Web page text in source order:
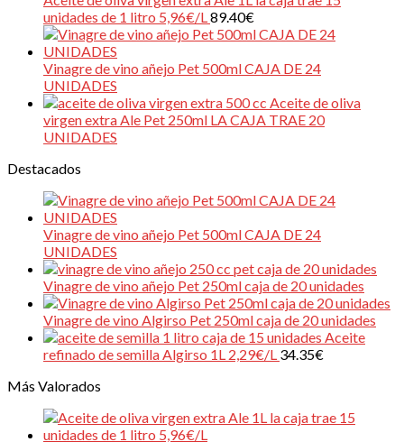
unidades de 1 litro 5,96€/L89.40€
Vinagre de vino añejo Pet 500ml CAJA DE 24
UNIDADES
Aceite de oliva
virgen extra Ale Pet 250ml LA CAJA TRAE 20
UNIDADES
Destacados
Vinagre de vino añejo Pet 500ml CAJA DE 24
UNIDADES
Vinagre de vino añejo Pet 250ml caja de 20 unidades
Vinagre de vino Algirso Pet 250ml caja de 20 unidades
Aceite
refinado de semilla Algirso 1L 2,29€/L 34.35€
Más Valorados